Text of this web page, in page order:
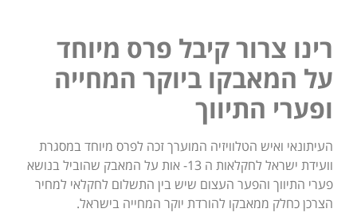
רינו צרור קיבל פרס מיוחד
על המאבקו ביוקר המחייה
ופערי התיווך
העיתונאי ואיש הטלוויזיה המוערך זכה לפרס מיוחד במסגרת
וועידת ישראל לחקלאות ה 13- אות על המאבק שהוביל בנושא
פערי התיווך והפער העצום שיש בין התשלום לחקלאי למחיר
הצרכן כחלק ממאבקו להורדת יוקר המחייה בישראל.